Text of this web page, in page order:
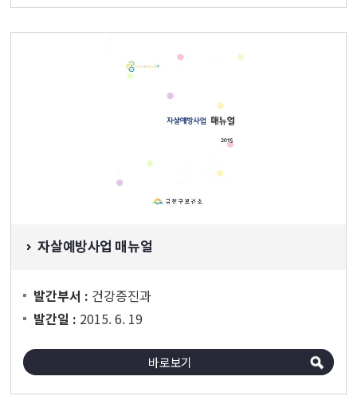
자살예방사업 매뉴얼
발간부서 : 건강증진과
발간일 : 2015. 6. 19
바로보기